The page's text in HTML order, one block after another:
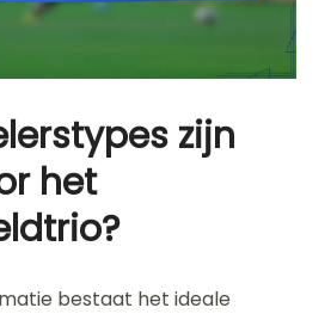
zijn
het
bestaat het ideale